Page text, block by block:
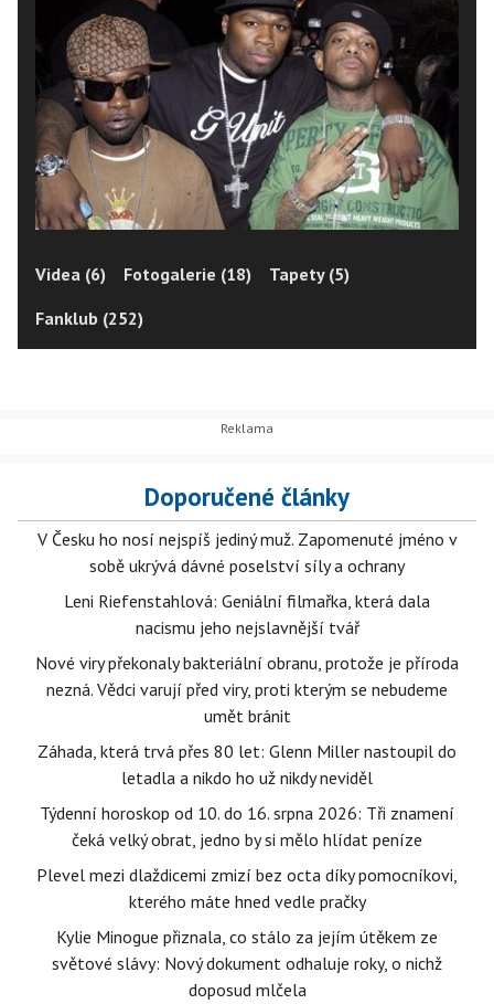
Videa (6) Fotogalerie (18)
Tapety (5)
Fanklub (252)
Doporučené články
V Česku ho nosí nejspíš jediný muž. Zapomenuté jméno v
sobě ukrývá dávné poselství síly a ochrany
Leni Riefenstahlová: Geniální filmařka, která dala
nacismu jeho nejslavnější tvář
Nové viry překonaly bakteriální obranu, protože je příroda
nezná. Vědci varují před viry, proti kterým se nebudeme
umět bránit
Záhada, která trvá přes 80 let: Glenn Miller nastoupil do
letadla a nikdo ho už nikdy neviděl
Týdenní horoskop od 10. do 16. srpna 2026: Tři znamení
čeká velký obrat, jedno by si mělo hlídat peníze
Plevel mezi dlaždicemi zmizí bez octa díky pomocníkovi,
kterého máte hned vedle pračky
Kylie Minogue přiznala, co stálo za jejím útěkem ze
světové slávy: Nový dokument odhaluje roky, o nichž
doposud mlčela